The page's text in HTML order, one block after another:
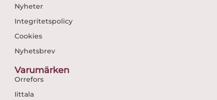
Nyheter
Integritetspolicy
Cookies
Nyhetsbrev
Varumärken
Orrefors
Iittala